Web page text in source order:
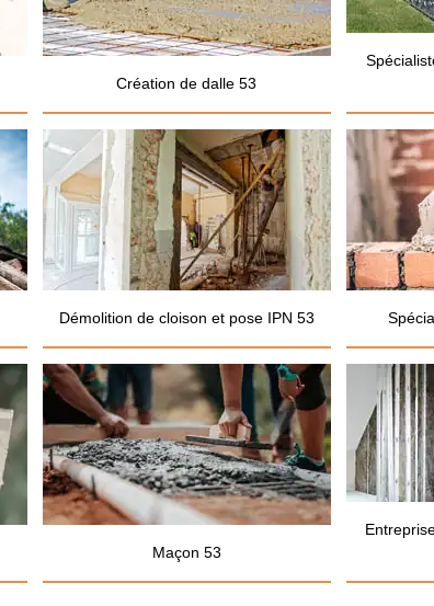
Création de dalle 53
Démolition de cloison et pose IPN 53
Maçon 53